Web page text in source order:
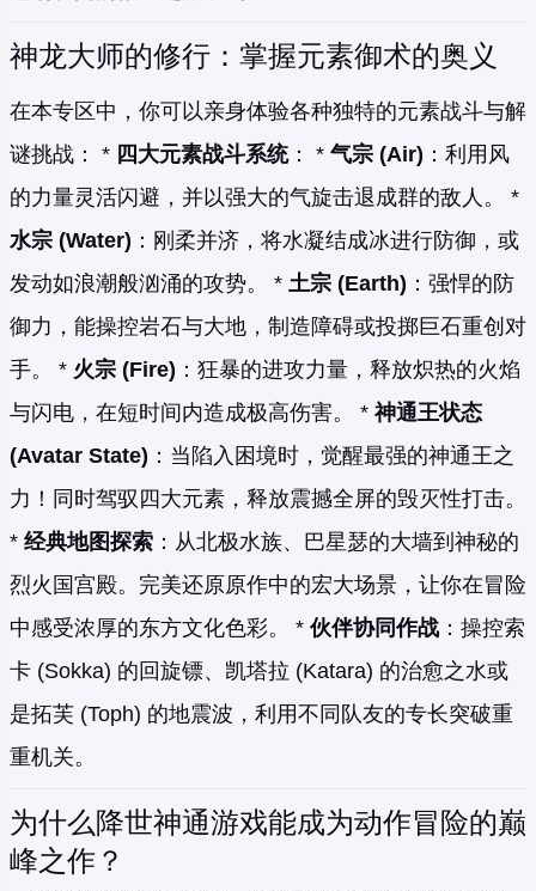
神龙大师的修行：掌握元素御术的奥义
在本专区中，你可以亲身体验各种独特的元素战斗与解
谜挑战： * 四大元素战斗系统： * 气宗 (Air) ：利用风
的力量灵活闪避，并以强大的气旋击退成群的敌人。 *
水宗 (Water) ：刚柔并济，将水凝结成冰进行防御，或
发动如浪潮般汹涌的攻势。 * 土宗 (Earth) ：强悍的防
御力，能操控岩石与大地，制造障碍或投掷巨石重创对
手。 * 火宗 (Fire) ：狂暴的进攻力量，释放炽热的火焰
与闪电，在短时间内造成极高伤害。 * 神通王状态
(Avatar State) ：当陷入困境时，觉醒最强的神通王之
力！同时驾驭四大元素，释放震撼全屏的毁灭性打击。
* 经典地图探索 ：从北极水族、巴星瑟的大墙到神秘的
烈火国宫殿。完美还原原作中的宏大场景，让你在冒险
中感受浓厚的东方文化色彩。 * 伙伴协同作战 ：操控索
卡 (Sokka) 的回旋镖、凯塔拉 (Katara) 的治愈之水或
是拓芙 (Toph) 的地震波，利用不同队友的专长突破重
重机关。
为什么降世神通游戏能成为动作冒险的巅
峰之作？